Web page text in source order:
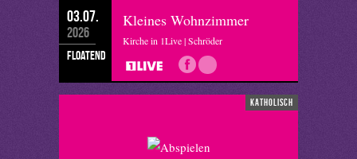
03.07.
2026
floatend
Kleines Wohnzimmer
Kirche in 1Live | Schröder
katholisch